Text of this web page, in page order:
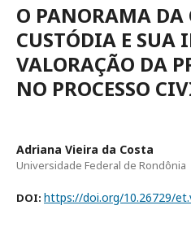
O PANORAMA DA
CUSTÓDIA E SUA
VALORAÇÃO DA
NO PROCESSO
Adriana Vieira da Costa
Universidade Federal de Rondônia
DOI: https://doi.org/10.26729/